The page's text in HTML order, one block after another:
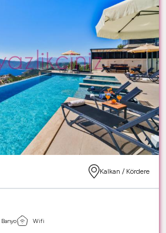
Kalkan / Kördere
Banyo Wifi